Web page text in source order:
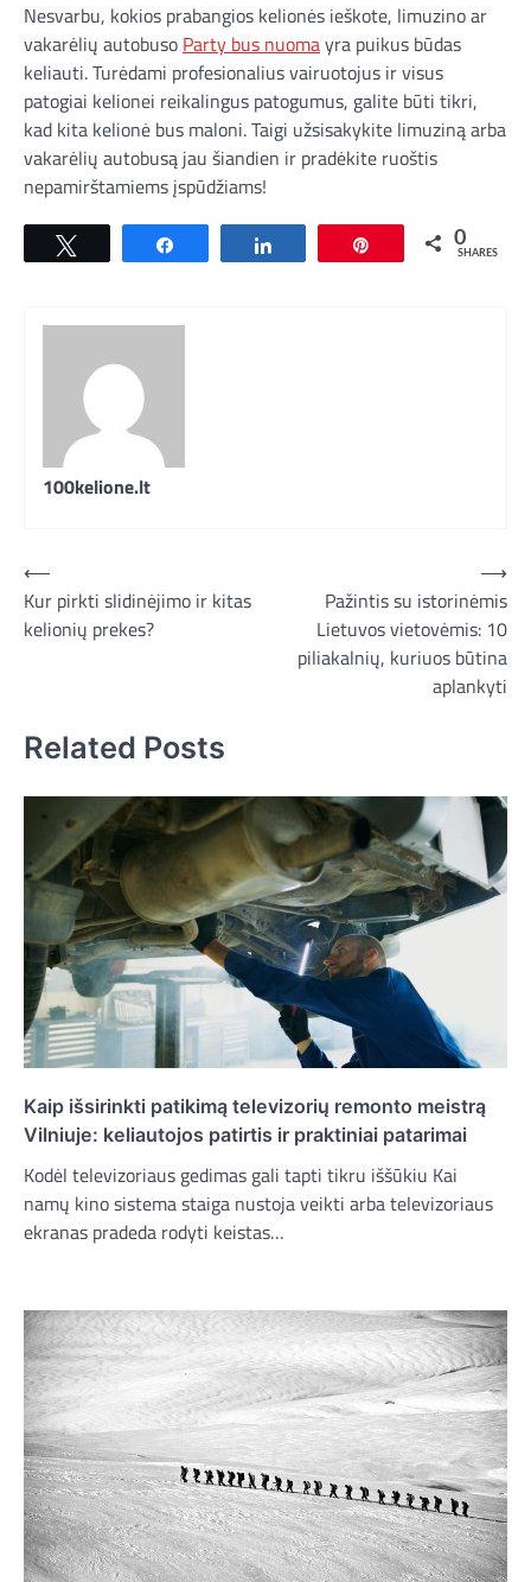
Nesvarbu, kokios prabangios kelionės ieškote, limuzino ar
vakarėlių autobuso Party bus nuomayra puikus būdas
keliauti. Turėdami profesionalius vairuotojus ir visus
patogiai kelionei reikalingus patogumus, galite būti tikri,
kad kita kelionė bus maloni. Taigi užsisakykite limuziną arba
vakarėlių autobusą jau šiandien ir pradėkite ruoštis
nepamirštamiems įspūdžiams!
0
SHARES
100kelione.lt
Navigacija
tarp
įrašų
⟵
Kur pirkti slidinėjimo ir kitas
kelionių prekes?
Pažintis su istorinėmis
Lietuvos vietovėmis: 10
piliakalnių, kuriuos būtina
aplankyti
⟶
Related Posts
Kaip išsirinkti patikimą televizorių remonto meistrą
Vilniuje: keliautojos patirtis ir praktiniai patarimai
Kodėl televizoriaus gedimas gali tapti tikru iššūkiu Kai
namų kino sistema staiga nustoja veikti arba televizoriaus
ekranas pradeda rodyti keistas…